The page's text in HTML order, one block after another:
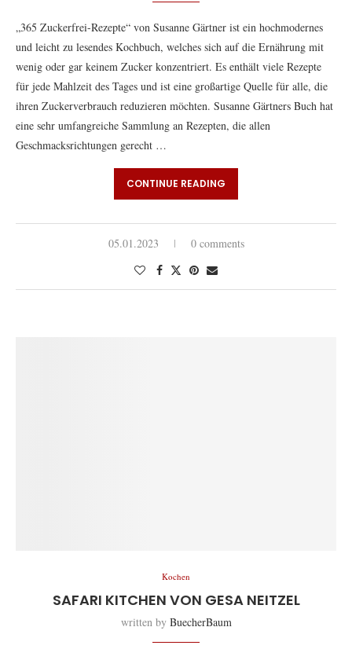
„365 Zuckerfrei-Rezepte“ von Susanne Gärtner ist ein hochmodernes
und leicht zu lesendes Kochbuch, welches sich auf die Ernährung mit
wenig oder gar keinem Zucker konzentriert. Es enthält viele Rezepte
für jede Mahlzeit des Tages und ist eine großartige Quelle für alle, die
ihren Zuckerverbrauch reduzieren möchten. Susanne Gärtners Buch hat
eine sehr umfangreiche Sammlung an Rezepten, die allen
Geschmacksrichtungen gerecht …
CONTINUE READING
05.01.2023 0 comments
Kochen
SAFARI KITCHEN VON GESA NEITZEL
written by BuecherBaum